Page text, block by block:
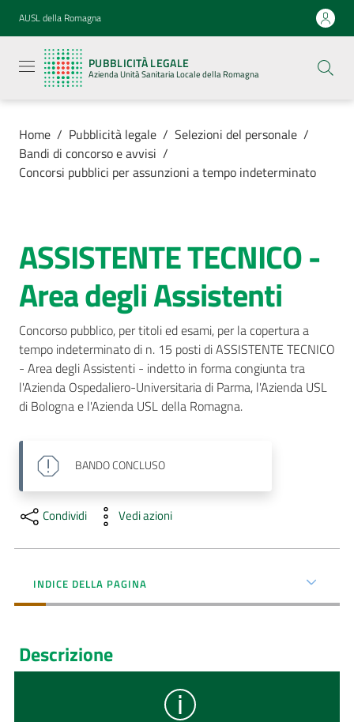
Vai al contenuto
Vai alla navigazione
Vai al footer
AUSL della Romagna
PUBBLICITÀ LEGALE
Azienda Unità Sanitaria Locale della Romagna
legale
Azienda
Unità
Locale della
Servizi
Luoghi di
AUSL
Comunica
Home / Pubblicità legale / Selezioni del personale /
Bandi di concorso e avvisi /
Concorsi pubblici per assunzioni a tempo indeterminato
Salta al contenuto
ASSISTENTE TECNICO -
Area degli Assistenti
Concorso pubblico, per titoli ed esami, per la copertura a
tempo indeterminato di n. 15 posti di ASSISTENTE TECNICO
- Area degli Assistenti - indetto in forma congiunta tra
l'Azienda Ospedaliero-Universitaria di Parma, l'Azienda USL
di Bologna e l'Azienda USL della Romagna.
BANDOCONCLUSO
Condividi Vedi azioni
INDICE DELLA PAGINA
Descrizione